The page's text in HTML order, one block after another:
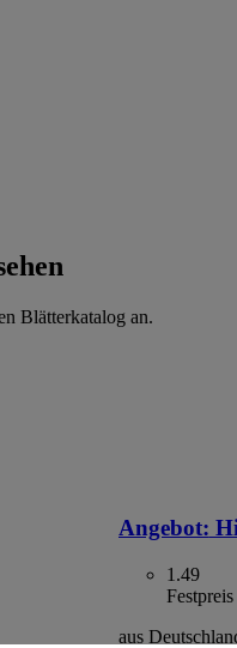
Blätterkatalog an.
Angebot:
1.49
aus